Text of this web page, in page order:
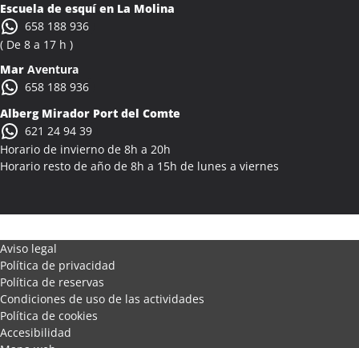
Escuela de esquí en La Molina
658 188 936
( De 8 a 17 h )
Mar Aventura
658 188 936
Alberg Mirador Port del Comte
621 24 94 39
Horario de invierno de 8h a 20h
Horario resto de año de 8h a 15h de lunes a viernes
Aviso legal
Política de privacidad
Política de reservas
Condiciones de uso de las actividades
Política de cookies
Accesibilidad